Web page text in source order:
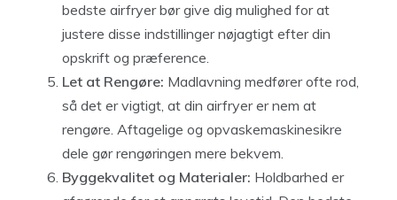
bedste airfryer bør give dig mulighed for at
justere disse indstillinger nøjagtigt efter din
opskrift og præference.
Let at Rengøre: Madlavning medfører ofte rod,
så det er vigtigt, at din airfryer er nem at
rengøre. Aftagelige og opvaskemaskinesikre
dele gør rengøringen mere bekvem.
Byggekvalitet og Materialer: Holdbarhed er